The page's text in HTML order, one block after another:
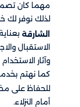
مهما كان
لذلك نوفر لك
الشارقة
الاستقبال
وآثار
كما نهتم
للحفاظ على
أمام النزلاء.